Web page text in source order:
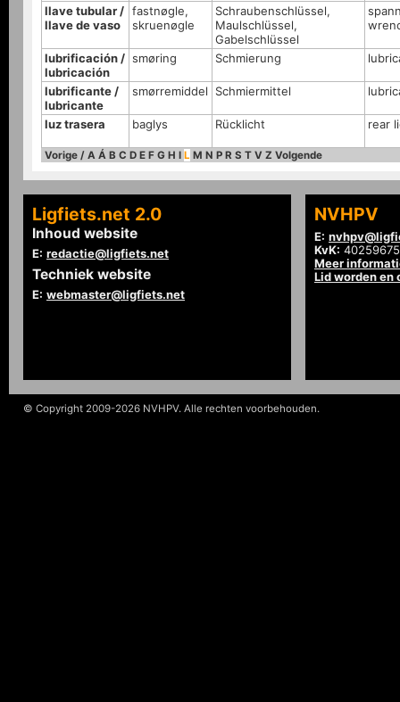
llave tubular /
llave de vaso
fastnøgle,
skruenøgle
Schraubenschlüssel,
Maulschlüssel,
Gabelschlüssel
lubrificación /
lubricación
smøring Schmierung
lubrificante /
lubricante
smørremiddel Schmiermittel
luz trasera baglys Rücklicht rear
Vorige / A Á B C D E F G H I L M N P R S T V Z Volgende
Ligfiets.net 2.0
Inhoud website
E: redactie@ligfiets.net
Techniek website
E: webmaster@ligfiets.net
NVHPV
E:
KvK: 40259675
Meer
Lid worden en
© Copyright 2009-2026 NVHPV. Alle rechten voorbehouden.